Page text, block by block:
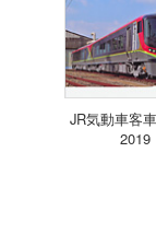
JR気動車客
2019